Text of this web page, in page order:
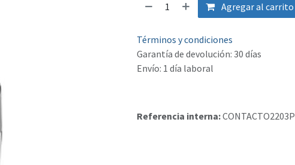
Agregar al carrito
Términos y condiciones
Garantía de devolución: 30 días
Envío: 1 día laboral
Referencia interna:CONTACTO2203P